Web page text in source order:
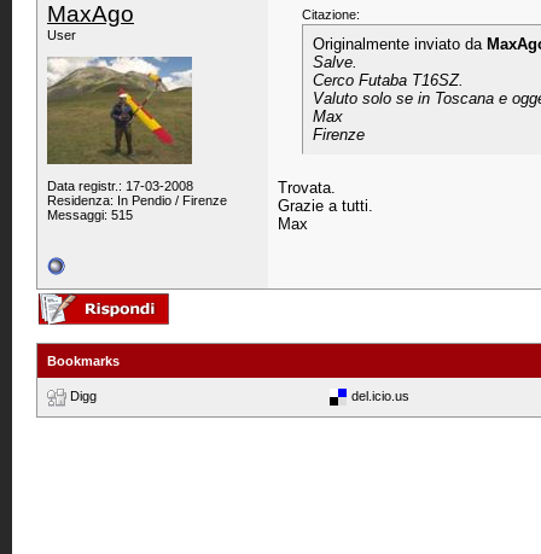
MaxAgo
User
Data registr.: 17-03-2008
Residenza: In Pendio / Firenze
Messaggi: 515
Citazione:
Originalmente inviato da
Salve.
Cerco Futaba T16SZ.
Valuto solo se in Toscana e
Max
Firenze
Trovata.
Grazie a tutti.
Max
Bookmarks
Digg del.icio.us